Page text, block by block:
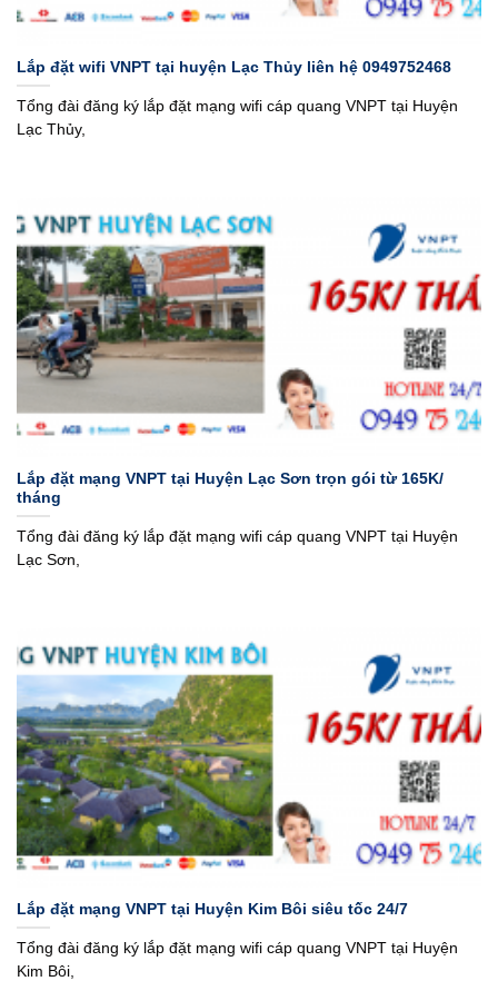
Lắp đặt wifi VNPT tại huyện Lạc Thủy liên hệ 0949752468
Tổng đài đăng ký lắp đặt mạng wifi cáp quang VNPT tại Huyện
Lạc Thủy,
Lắp đặt mạng VNPT tại Huyện Lạc Sơn trọn gói từ 165K/
tháng
Tổng đài đăng ký lắp đặt mạng wifi cáp quang VNPT tại Huyện
Lạc Sơn,
Lắp đặt mạng VNPT tại Huyện Kim Bôi siêu tốc 24/7
Tổng đài đăng ký lắp đặt mạng wifi cáp quang VNPT tại Huyện
Kim Bôi,